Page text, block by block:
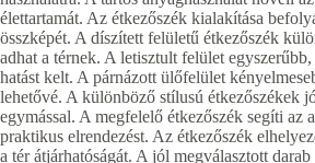
élettartamát. Az étkezőszék kialakítása
összképét. A díszített felületű étkezőszék
adhat a térnek. A letisztult felület egyszerűbb,
hatást kelt. A párnázott ülőfelület
lehetővé. A különböző stílusú étkezőszékek
egymással. A megfelelő étkezőszék segíti az
praktikus elrendezést. Az étkezőszék
a tér átjárhatóságát. A jól megválasztott